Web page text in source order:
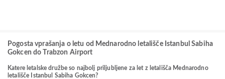
Pogosta vprašanja o letu od Mednarodno letališče Istanbul Sabiha
Gokcen do Trabzon Airport
Katere letalske družbe so najbolj priljubljene za let z letališča Mednarodno
letališče Istanbul Sabiha Gokcen?